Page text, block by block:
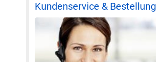
Kundenservice & Bestellung